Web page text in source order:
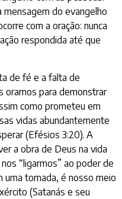
do evangelho
com a oração: nunca
respondida até que
de fé e a falta de
oramos para demonstrar
como prometeu em
vidas abundantemente
(Efésios 3:20). A
a obra de Deus na vida
“ligarmos” ao poder de
uma tomada, é nosso meio
(Satanás e seu